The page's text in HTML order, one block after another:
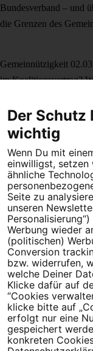
Bundesverband – und
die Grenzen des
Gemeinnützigkeit
im Koalitionsvertrag?
Großes für
Formulierungen
gelassen? Eine Analyse.
Dein Engagement
Millionen Menschen an.
Newsletter bestellen
Campact e.V.
Der Schutz
wichtig
Wenn Du mit
einwilligst, setzen
ähnliche
Seite zu
unseren
Werbung wieder
(politischen)
Conversion
bzw. widerrufen,
welche Deiner
Klicke dafür auf
“Cookies
klicke bitte auf
erfolgt nur eine
gespeichert
konkreten